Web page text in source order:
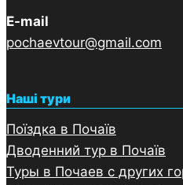
E-mail
pochaevtour@gmail.com
Наші тури
Поїздка в Почаїв
Дводенний тур в Почаїв
Туры в Почаев с других